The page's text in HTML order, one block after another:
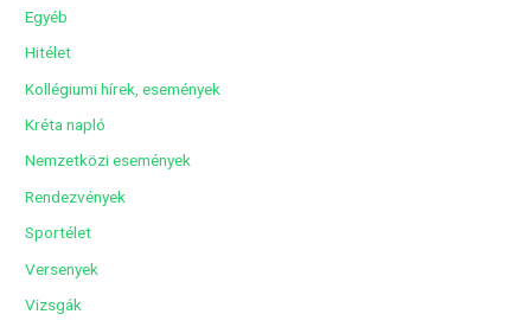
Egyéb
Hitélet
Kollégiumi hírek, események
Kréta napló
Nemzetközi események
Rendezvények
Sportélet
Versenyek
Vizsgák